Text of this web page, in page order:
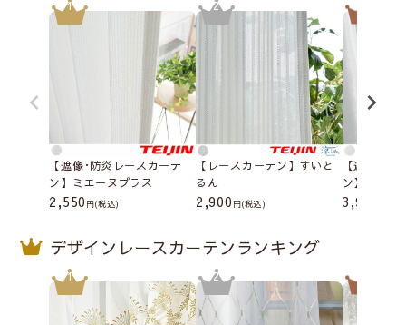
【遮像･防炎レースカーテ
ン】ミエーヌプラス
2,550 (税込)
【レースカーテン】すいと
るん
2,900 (税込)
【遮像･防
ン】シルキ
3,900
デザインレースカーテンランキング